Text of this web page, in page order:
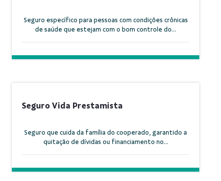
Seguro específico para pessoas com condições crônicas
de saúde que estejam com o bom controle do...
Seguro Vida Prestamista
Seguro que cuida da família do cooperado, garantido a
quitação de dívidas ou financiamento no...